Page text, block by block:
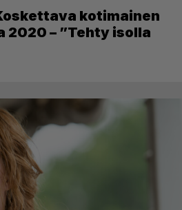
kotimainen
2020 – ”Tehty isolla